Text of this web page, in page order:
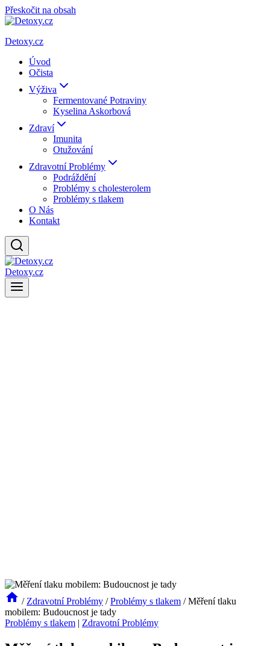
Přeskočit na obsah
Detoxy.cz
Úvod
Očista
Výživa
Fermentované Potraviny
Kyselina Askorbová
Zdraví
Imunita
Otužování
Zdravotní Problémy
Podráždění
Problémy s cholesterolem
Problémy s tlakem
O Nás
Kontakt
Detoxy.cz
/ Zdravotní Problémy / Problémy s tlakem / Měření tlaku
mobilem: Budoucnost je tady
Problémy s tlakem | Zdravotní Problémy